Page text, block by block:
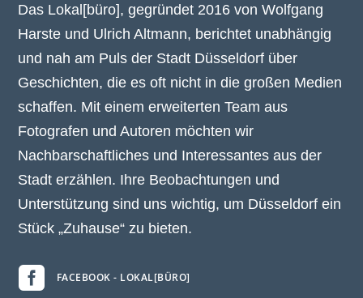
Das Lokal[büro], gegründet 2016 von Wolfgang
Harste und Ulrich Altmann, berichtet unabhängig
und nah am Puls der Stadt Düsseldorf über
Geschichten, die es oft nicht in die großen Medien
schaffen. Mit einem erweiterten Team aus
Fotografen und Autoren möchten wir
Nachbarschaftliches und Interessantes aus der
Stadt erzählen. Ihre Beobachtungen und
Unterstützung sind uns wichtig, um Düsseldorf ein
Stück „Zuhause“ zu bieten.
 FACEBOOK - LOKAL[BÜRO]